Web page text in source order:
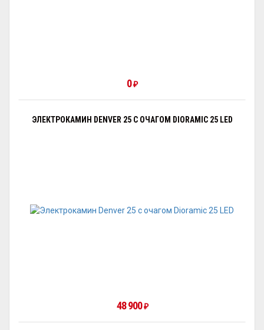
0₽
ЭЛЕКТРОКАМИН DENVER 25 С ОЧАГОМ DIORAMIC 25 LED
48 900₽